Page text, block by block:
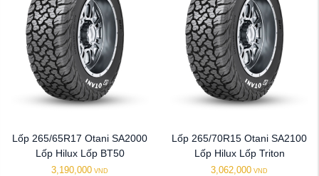
Lốp 265/65R17 Otani SA2000
Lốp Hilux Lốp BT50
3,190,000 VND
Lốp 265/70R15 Otani SA2100
Lốp Hilux Lốp Triton
3,062,000 VND